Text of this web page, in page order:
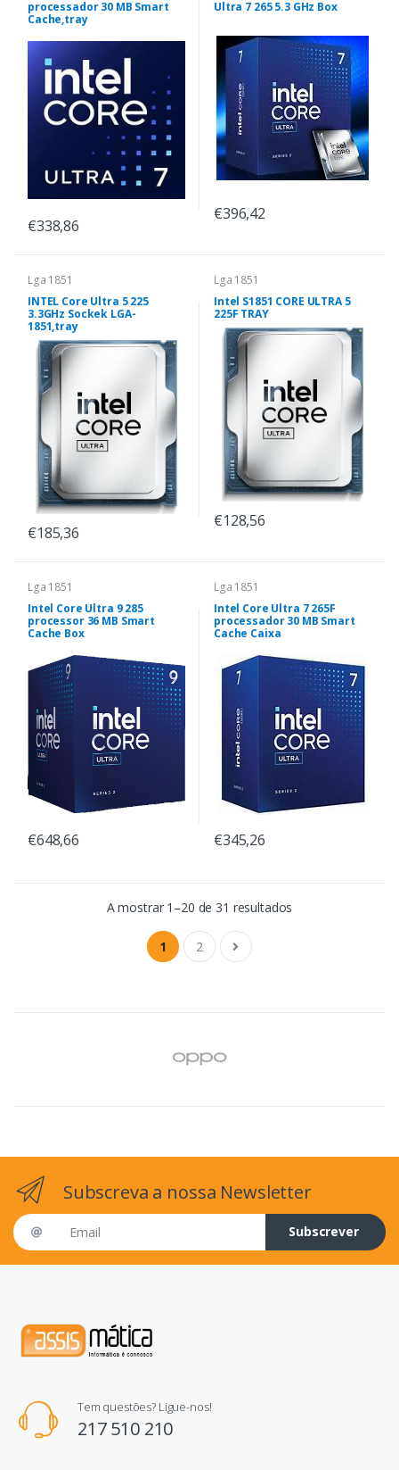
processador 30 MB Smart
Cache,tray
€338,86
Ultra 7 265 5.3 GHz Box
€396,42
Lga 1851
INTEL Core Ultra 5 225
3.3GHz Sockek LGA-
1851,tray
€185,36
Lga 1851
Intel S1851 CORE ULTRA 5
225F TRAY
€128,56
Lga 1851
Intel Core Ultra 9 285
processor 36 MB Smart
Cache Box
€648,66
Lga 1851
Intel Core Ultra 7 265F
processador 30 MB Smart
Cache Caixa
€345,26
A mostrar 1–20 de 31 resultados
1 2
Subscreva a nossa Newsletter
Email address
Subscrever
Tem questões? Ligue-nos!
217 510 210